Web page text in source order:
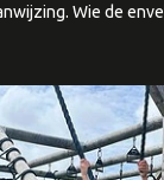
Wie de